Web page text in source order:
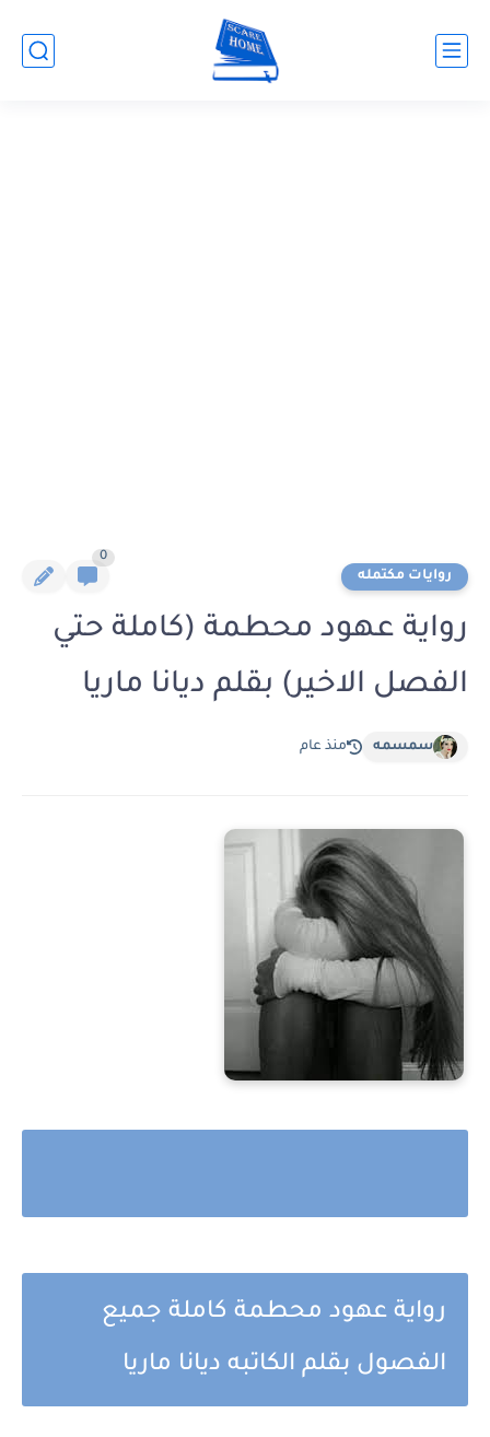
روايات مكتمله
0
رواية عهود محطمة (كاملة حتي
الفصل الاخير) بقلم ديانا ماريا
سمسمه منذ عام
رواية عهود محطمة كاملة جميع
الفصول بقلم الكاتبه ديانا ماريا